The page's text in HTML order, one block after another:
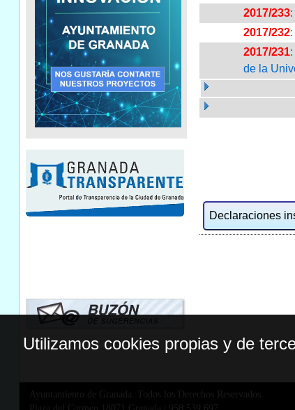
2017/233:
2017/232:
2017/231:
de la
Declaraciones
Ayuntamiento de Granada. Todos los Derechos Reservados.
Utilizamos cookies propias y de